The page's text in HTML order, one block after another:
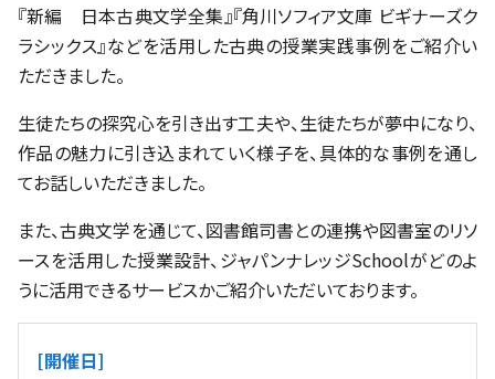
『新編 日本古典文学全集』『角川ソフィア文庫 ビギナーズク
ラシックス』などを活用した古典の授業実践事例をご紹介い
ただきました。
生徒たちの探究心を引き出す工夫や、生徒たちが夢中になり、
作品の魅力に引き込まれていく様子を、具体的な事例を通し
てお話しいただきました。
また、古典文学を通じて、図書館司書との連携や図書室のリソ
ースを活用した授業設計、ジャパンナレッジSchoolがどのよ
うに活用できるサービスかご紹介いただいております。
[開催日]